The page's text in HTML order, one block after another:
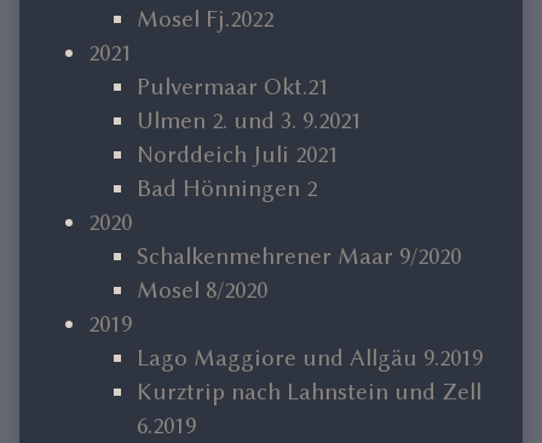
Mosel Fj.2022
2021
Pulvermaar Okt.21
Ulmen 2. und 3. 9.2021
Norddeich Juli 2021
Bad Hönningen 2
2020
Schalkenmehrener Maar 9/2020
Mosel 8/2020
2019
Lago Maggiore und Allgäu 9.2019
Kurztrip nach Lahnstein und Zell
6.2019